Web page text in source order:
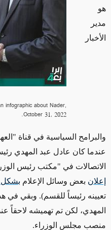
infographic about Nader,
October 31, 2022.
هو
مدير
الأخبار
عندما كان عادل عبد المهدي
الاتصالات في "مكتب رئيس
إعلان بعض وسائل الإعلام بشكل
تعيينه رئيساً للقسم). وبقي في
المهدي، لكن تم تهميشه لاحقاً
منصب مجلس الوزراء.